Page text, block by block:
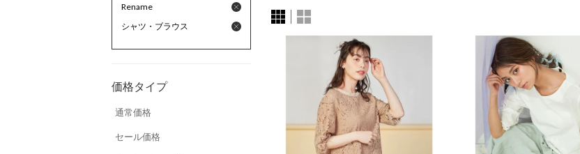
Rename
シャツ・ブラウス
価格タイプ
通常価格
セール価格